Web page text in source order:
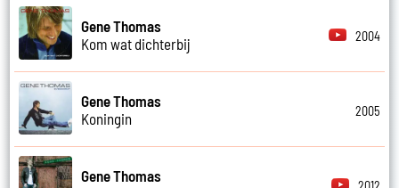
Gene Thomas
Kom wat dichterbij
2004
Gene Thomas
Koningin
2005
Gene Thomas